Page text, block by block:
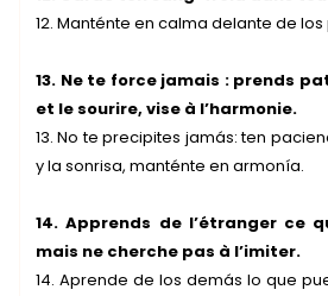
12. Manténte en calma delante de
13. Ne te force jamais : prends
et le sourire, vise à l’harmonie.
13. No te precipites jamás: ten
y la sonrisa, manténte en armonía.
14. Apprends de l’étranger ce
mais ne cherche pas à l’imiter.
14. Aprende de los demás lo que